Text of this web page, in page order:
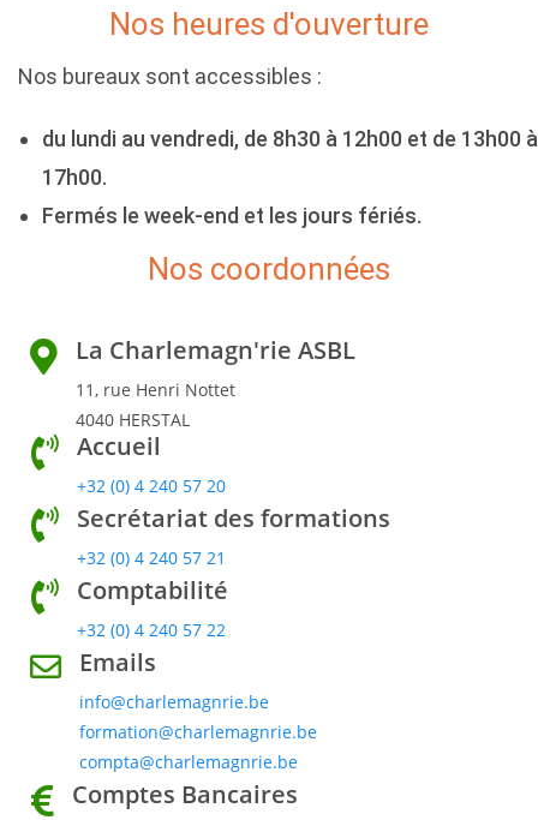
Nos heures d'ouverture
Nos bureaux sont accessibles :
du lundi au vendredi, de 8h30 à 12h00 et de 13h00 à
17h00.
Fermés le week-end et les jours fériés.
Nos coordonnées
La Charlemagn'rie ASBL
11, rue Henri Nottet
4040 HERSTAL
Accueil
+32 (0) 4 240 57 20
Secrétariat des formations
+32 (0) 4 240 57 21
Comptabilité
+32 (0) 4 240 57 22
Emails
info@charlemagnrie.be
formation@charlemagnrie.be
compta@charlemagnrie.be
Comptes Bancaires